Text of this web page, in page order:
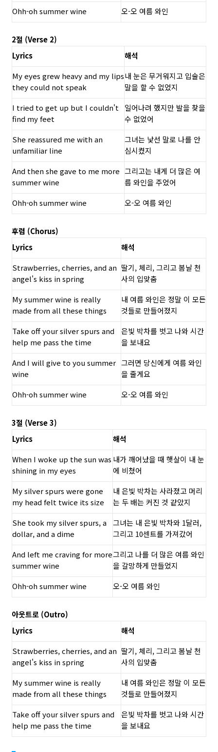
Ohh-oh summer wine 오-오 여름 와인
2절 (Verse 2)
Lyrics
해석
My eyes grew heavy and my lips
they could not speak
내 눈은 무거워지고 입술은
말을 할 수 없었지
I tried to get up but I couldn't
find my feet
일어나려 했지만 발을 찾을
수 없었어
She reassured me with an
unfamiliar line
그녀는 낯선 말로 나를 안
심시켰지
And then she gave to me more
summer wine
그리고는 내게 더 많은 여
름 와인을 주었어
Ohh-oh summer wine
오-오 여름 와인
후렴 (Chorus)
Lyrics
해석
Strawberries, cherries, and an
angel's kiss in spring
딸기, 체리, 그리고 봄날 천
사의 입맞춤
My summer wine is really
made from all these things
내 여름 와인은 정말 이 모든
것들로 만들어졌지
Take off your silver spurs and
help me pass the time
은빛 박차를 벗고 나와 시간
을 보내요
And I will give to you summer
wine
그러면 당신에게 여름 와인
을 줄게요
Ohh-oh summer wine
오-오 여름 와인
3절 (Verse 3)
Lyrics
해석
When I woke up the sun was
shining in my eyes
내가 깨어났을 때 햇살이 내 눈
에 비쳤어
My silver spurs were gone
my head felt twice its size
내 은빛 박차는 사라졌고 머리
는 두 배는 커진 것 같았지
She took my silver spurs, a
dollar, and a dime
그녀는 내 은빛 박차와 1달러,
그리고 10센트를 가져갔어
And left me craving for more
summer wine
그리고 나를 더 많은 여름 와인
을 갈망하게 만들었지
Ohh-oh summer wine
오-오 여름 와인
아웃트로 (Outro)
Lyrics
해석
Strawberries, cherries, and an
angel's kiss in spring
딸기, 체리, 그리고 봄날 천
사의 입맞춤
My summer wine is really
made from all these things
내 여름 와인은 정말 이 모든
것들로 만들어졌지
Take off your silver spurs and
help me pass the time
은빛 박차를 벗고 나와 시간
을 보내요